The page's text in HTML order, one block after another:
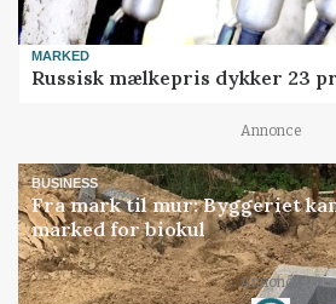
MARKED
Russisk mælkepris dykker 23
Annonce
BUSINESS
Fra mark til mur: Byggeriet
marked for biokul
Annonce